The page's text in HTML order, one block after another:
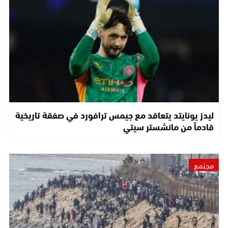
ليدز يونايتد يتعاقد مع جيمس ترافورد في صفقة تاريخية
قادماً من مانشستر سيتي
مجتمع